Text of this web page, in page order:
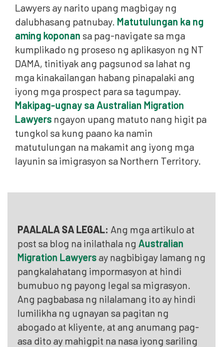
Lawyers ay narito upang magbigay ng
dalubhasang patnubay. Matutulungan ka ng
aming koponan sa pag-navigate sa mga
kumplikado ng proseso ng aplikasyon ng NT
DAMA, tinitiyak ang pagsunod sa lahat ng
mga kinakailangan habang pinapalaki ang
iyong mga prospect para sa tagumpay.
Makipag-ugnay sa Australian Migration
Lawyers ngayon upang matuto nang higit pa
tungkol sa kung paano ka namin
matutulungan na makamit ang iyong mga
layunin sa imigrasyon sa Northern Territory.
PAALALA SA LEGAL: Ang mga artikulo at
post sa blog na inilathala ng Australian
Migration Lawyersay nagbibigay lamang ng
pangkalahatang impormasyon at hindi
bumubuo ng payong legal sa migrasyon.
Ang pagbabasa ng nilalamang ito ay hindi
lumilikha ng ugnayan sa pagitan ng
abogado at kliyente, at ang anumang pag-
asa dito ay mahigpit na nasa iyong sariling